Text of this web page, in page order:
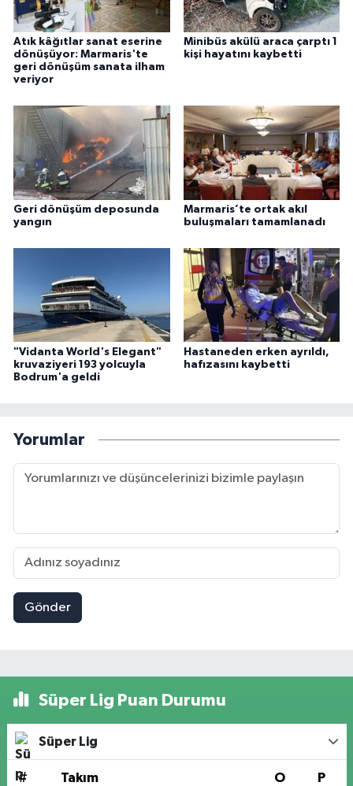
Atık kâğıtlar sanat eserine
dönüşüyor: Marmaris'te
geri dönüşüm sanata ilham
veriyor
Minibüs akülü araca çarptı 1
kişi hayatını kaybetti
Geri dönüşüm deposunda
yangın
Marmaris’te ortak akıl
buluşmaları tamamlanadı
"Vidanta World's Elegant"
kruvaziyeri 193 yolcuyla
Bodrum'a geldi
Hastaneden erken ayrıldı,
hafızasını kaybetti
Yorumlar
Gönder
Süper Lig Puan Durumu
Süper Lig
# Takım O P